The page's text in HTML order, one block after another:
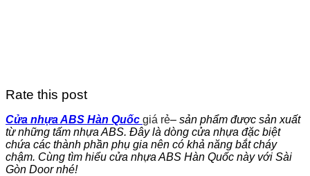
Rate this post
Cửa nhựa ABS Hàn Quốc giá rẻ– sản phẩm được sản xuất
từ những tấm nhựa ABS. Đây là dòng cửa nhựa đặc biệt
chứa các thành phần phụ gia nên có khả năng bắt cháy
chậm. Cùng tìm hiểu cửa nhựa ABS Hàn Quốc này với Sài
Gòn Door nhé!